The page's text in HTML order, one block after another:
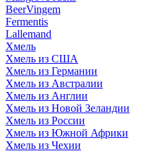
BeerVingem
Fermentis
Lallemand
Хмель
Хмель из США
Хмель из Германии
Хмель из Австралии
Хмель из Англии
Хмель из Новой Зеландии
Хмель из России
Хмель из Южной Африки
Хмель из Чехии